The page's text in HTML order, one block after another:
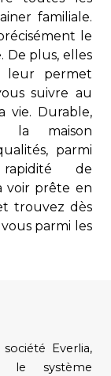
familiale.
le
De plus, elles
leur permet
suivre au
vie. Durable,
la maison
parmi
de
voir prête en
trouvez dès
parmi les
Everlia,
le système